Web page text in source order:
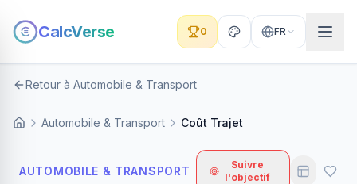
CalcVerse 0 FR
Retour à Automobile & Transport
Automobile & Transport Coût Trajet
AUTOMOBILE & TRANSPORT
Suivre
l'objectif